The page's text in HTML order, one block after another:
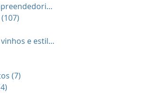
Negócios - Empreendedorismo
(107)
Gastronomia, vinhos e estilo de vid
(7)